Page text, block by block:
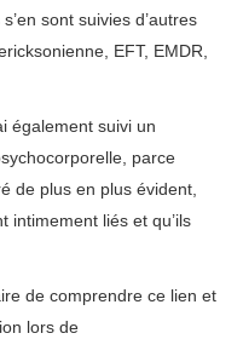
sont suivies d’autres
EFT, EMDR,
également suivi un
parce
de plus en plus évident,
intimement liés et qu’ils
de comprendre ce lien et
lors de